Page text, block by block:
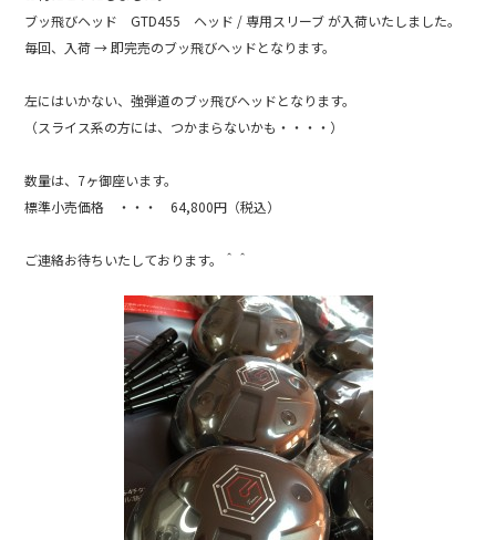
e
b
o
o
k
ブッ飛びヘッド GTD455 ヘッド / 専用スリーブ が入荷いたしました。
毎回、入荷 → 即完売のブッ飛びヘッドとなります。
左にはいかない、強弾道のブッ飛びヘッドとなります。
（スライス系の方には、つかまらないかも・・・・）
数量は、7ヶ御座います。
標準小売価格 ・・・ 64,800円（税込）
ご連絡お待ちいたしております。＾＾